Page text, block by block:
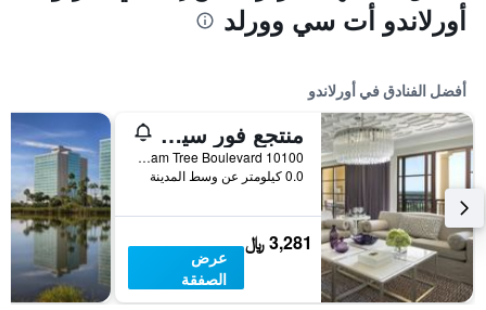
أورلاندو أت سي وورلد
أفضل الفنادق في أورلاندو
منتجع فور سيزونز أورلاندو آت والت ديزني وورلد ريزورت
10100 Dream Tree Boulevard, أورلاندو, FL, الولايات المتحدة الأميريكية
0.0 كيلومتر عن وسط المدينة
3,281 ﷼
عرض
الصفقة